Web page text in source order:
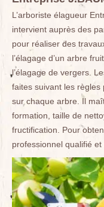
L’arboriste élagueur
intervient auprès des
pour réaliser des
l’élagage d’un arbre
l’élagage de vergers.
faites suivant les règles
sur chaque arbre. Il
formation, taille de
fructification. Pour
professionnel qualifié et